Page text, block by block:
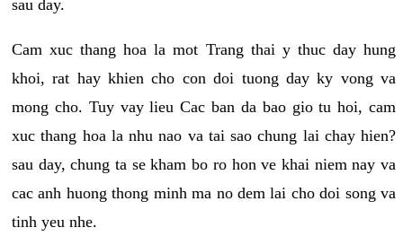
sau day.
Cam xuc thang hoa la mot Trang thai y thuc day hung
khoi, rat hay khien cho con doi tuong day ky vong va
mong cho. Tuy vay lieu Cac ban da bao gio tu hoi, cam
xuc thang hoa la nhu nao va tai sao chung lai chay hien?
sau day, chung ta se kham bo ro hon ve khai niem nay va
cac anh huong thong minh ma no dem lai cho doi song va
tinh yeu nhe.